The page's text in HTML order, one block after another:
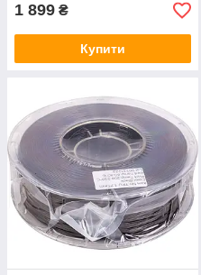
1 899 ₴
Купити